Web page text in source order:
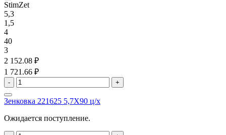
StimZet
5,3
1,5
4
40
3
2 152.08 ₽
1 721.66 ₽
- +
Зенковка 221625 5,7X90 ц/х
Ожидается поступление.